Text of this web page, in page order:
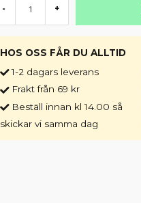
- +
HOS OSS FÅR DU ALLTID
1-2 dagars leverans
Frakt från 69 kr
Beställ innan kl 14.00 så
skickar vi samma dag